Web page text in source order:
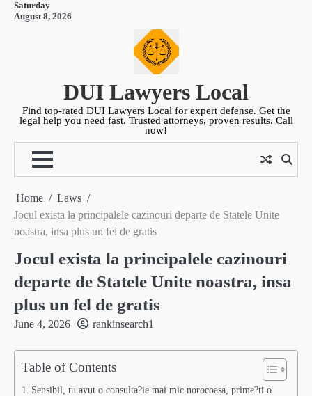
SkipSaturday
August 8, 2026
DUI Lawyers Local
Find top-rated DUI Lawyers Local for expert defense. Get the
legal help you need fast. Trusted attorneys, proven results. Call
now!
Home
Laws
Jocul exista la principalele cazinouri departe de Statele Unite
noastra, insa plus un fel de gratis
Jocul exista la principalele cazinouri
departe de Statele Unite noastra, insa
plus un fel de gratis
June 4, 2026 rankinsearch1
Table of Contents
Sensibil, tu avut o consulta?ie mai mic norocoasa, prime?ti o